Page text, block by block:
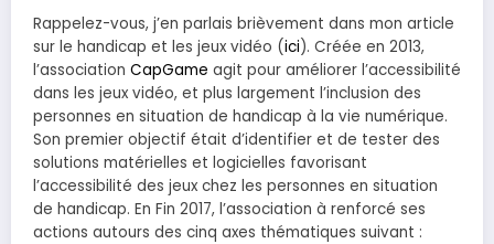
Rappelez-vous, j’en parlais brièvement dans mon article
sur le handicap et les jeux vidéo (ici). Créée en 2013,
l’association CapGame agit pour améliorer l’accessibilité
dans les jeux vidéo, et plus largement l’inclusion des
personnes en situation de handicap à la vie numérique.
Son premier objectif était d’identifier et de tester des
solutions matérielles et logicielles favorisant
l’accessibilité des jeux chez les personnes en situation
de handicap. En Fin 2017, l’association à renforcé ses
actions autours des cinq axes thématiques suivant :